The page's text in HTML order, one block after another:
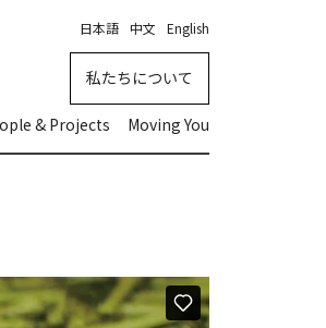
日本語 中文 English
私たちについて
& Projects Moving You